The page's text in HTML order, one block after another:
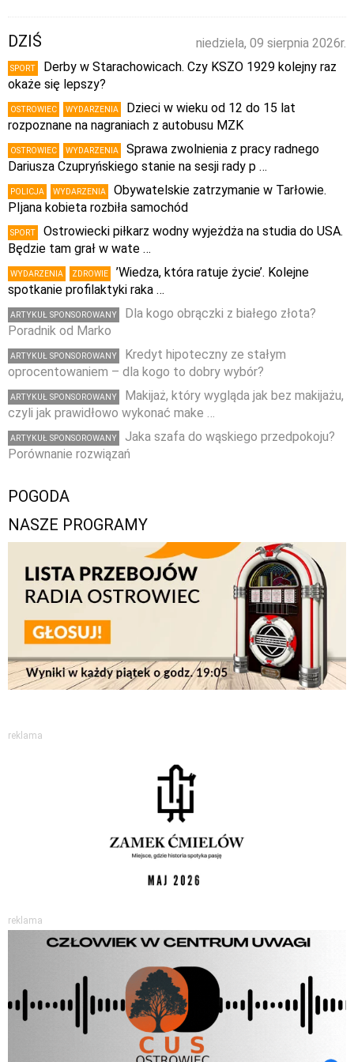
niedziela, 09 sierpnia 2026r.
DZIŚ
SPORT
Derby w Starachowicach. Czy KSZO 1929 kolejny raz
okaże się lepszy?
OSTROWIEC WYDARZENIA
Dzieci w wieku od 12 do 15 lat
rozpoznane na nagraniach z autobusu MZK
OSTROWIEC WYDARZENIA
Sprawa zwolnienia z pracy radnego
Dariusza Czupryńskiego stanie na sesji rady p …
POLICJA WYDARZENIA
Obywatelskie zatrzymanie w Tarłowie.
PIjana kobieta rozbiła samochód
SPORT
Ostrowiecki piłkarz wodny wyjeżdża na studia do USA.
Będzie tam grał w wate …
WYDARZENIA ZDROWIE
’Wiedza, która ratuje życie’. Kolejne
spotkanie profilaktyki raka …
ARTYKUŁ SPONSOROWANY
Dla kogo obrączki z białego złota?
Poradnik od Marko
ARTYKUŁ SPONSOROWANY
Kredyt hipoteczny ze stałym
oprocentowaniem – dla kogo to dobry wybór?
ARTYKUŁ SPONSOROWANY
Makijaż, który wygląda jak bez makijażu,
czyli jak prawidłowo wykonać make …
ARTYKUŁ SPONSOROWANY
Jaka szafa do wąskiego przedpokoju?
Porównanie rozwiązań
POGODA
NASZE PROGRAMY
reklama
reklama